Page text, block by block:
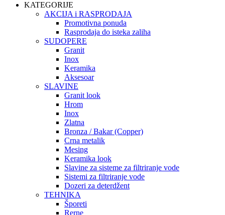
KATEGORIJE
AKCIJA i RASPRODAJA
Promotivna ponuda
Rasprodaja do isteka zaliha
SUDOPERE
Granit
Inox
Keramika
Aksesoar
SLAVINE
Granit look
Hrom
Inox
Zlatna
Bronza / Bakar (Copper)
Crna metalik
Mesing
Keramika look
Slavine za sisteme za filtriranje vode
Sistemi za filtriranje vode
Dozeri za deterdžent
TEHNIKA
Šporeti
Rerne